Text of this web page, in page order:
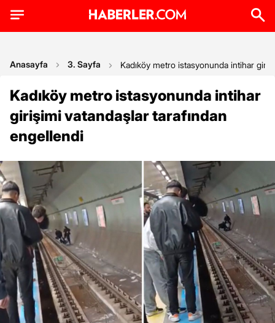
Anasayfa 3. Sayfa Kadıköy metro istasyonunda intihar
Kadıköy metro istasyonunda intihar
girişimi vatandaşlar tarafından
engellendi